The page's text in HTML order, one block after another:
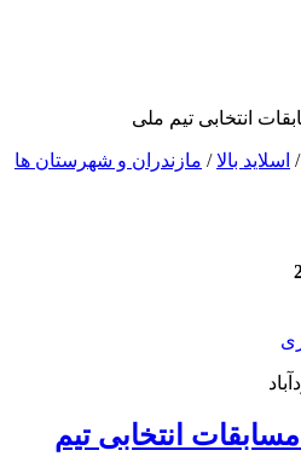
انتخابی تیم ملی
/ اسلاید بالا/ مازندران و شهرستان ها
انتخابی تیم